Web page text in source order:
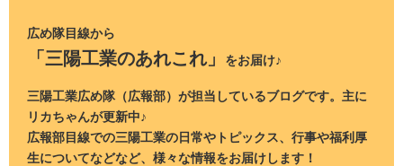
広め隊目線から
「三陽工業のあれこれ」 をお届け♪
三陽工業広め隊（広報部）が担当しているブログです。主に
リカちゃんが更新中♪
広報部目線での三陽工業の日常やトピックス、行事や福利厚
生についてなどなど、様々な情報をお届けします！